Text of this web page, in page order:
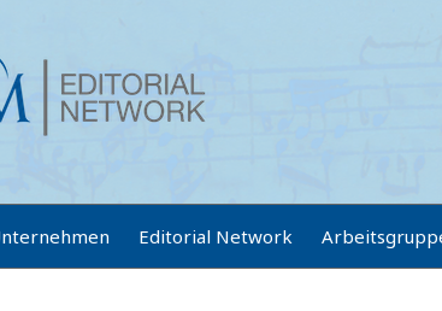
Editorial Network